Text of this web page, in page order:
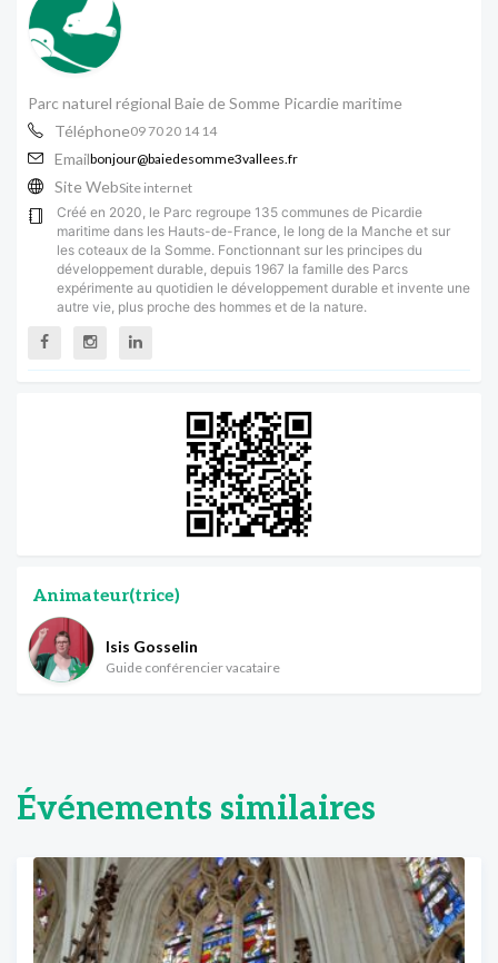
Parc naturel régional Baie de Somme Picardie maritime
Téléphone09 70 20 14 14
Emailbonjour@baiedesomme3vallees.fr
Site WebSite internet
Créé en 2020, le Parc regroupe 135 communes de Picardie
maritime dans les Hauts-de-France, le long de la Manche et sur
les coteaux de la Somme. Fonctionnant sur les principes du
développement durable, depuis 1967 la famille des Parcs
expérimente au quotidien le développement durable et invente une
autre vie, plus proche des hommes et de la nature.
Animateur(trice)
Isis Gosselin
Guide conférencier vacataire
Événements similaires